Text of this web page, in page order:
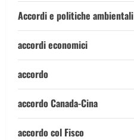
Accordi e politiche ambientali
accordi economici
accordo
accordo Canada-Cina
accordo col Fisco